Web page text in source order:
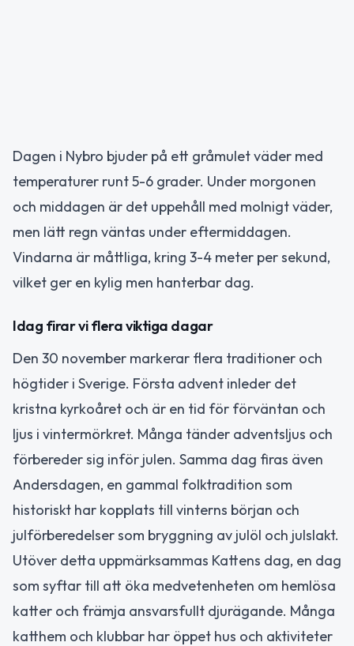
Dagen i Nybro bjuder på ett gråmulet väder med
temperaturer runt 5-6 grader. Under morgonen
och middagen är det uppehåll med molnigt väder,
men lätt regn väntas under eftermiddagen.
Vindarna är måttliga, kring 3-4 meter per sekund,
vilket ger en kylig men hanterbar dag.
Idag firar vi flera viktiga dagar
Den 30 november markerar flera traditioner och
högtider i Sverige. Första advent inleder det
kristna kyrkoåret och är en tid för förväntan och
ljus i vintermörkret. Många tänder adventsljus och
förbereder sig inför julen. Samma dag firas även
Andersdagen, en gammal folktradition som
historiskt har kopplats till vinterns början och
julförberedelser som bryggning av julöl och julslakt.
Utöver detta uppmärksammas Kattens dag, en dag
som syftar till att öka medvetenheten om hemlösa
katter och främja ansvarsfullt djurägande. Många
katthem och klubbar har öppet hus och aktiviteter